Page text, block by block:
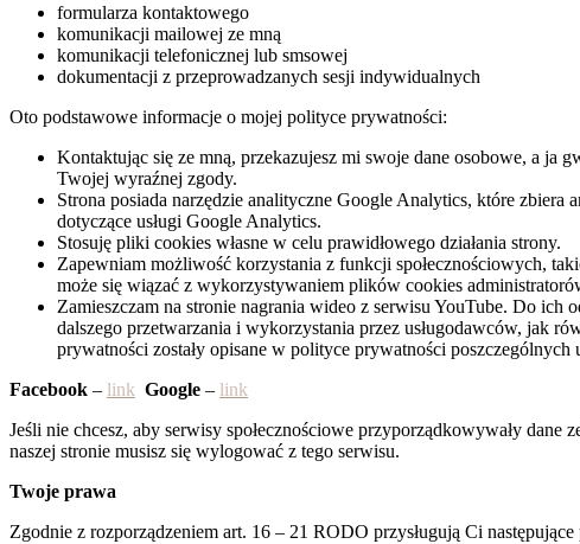
formularza kontaktowego
komunikacji mailowej ze mną
komunikacji telefonicznej lub smsowej
dokumentacji z przeprowadzanych sesji indywidualnych
Oto podstawowe informacje o mojej polityce prywatności:
Kontaktując się ze mną, przekazujesz mi swoje dane osobowe, a ja
Twojej wyraźnej zgody.
Strona posiada narzędzie analityczne Google Analytics, które
dotyczące usługi Google Analytics.
Stosuję pliki cookies własne w celu prawidłowego działania strony.
Zapewniam możliwość korzystania z funkcji społecznościowych,
może się wiązać z wykorzystywaniem plików cookies
Zamieszczam na stronie nagrania wideo z serwisu YouTube. Do
dalszego przetwarzania i wykorzystania przez usługodawców, jak
prywatności zostały opisane w polityce prywatności poszczególnych
Facebook – link Google – link
Jeśli nie chcesz, aby serwisy społecznościowe przyporządkowywały
naszej stronie musisz się wylogować z tego serwisu.
Twoje prawa
Zgodnie z rozporządzeniem art. 16 – 21 RODO przysługują Ci